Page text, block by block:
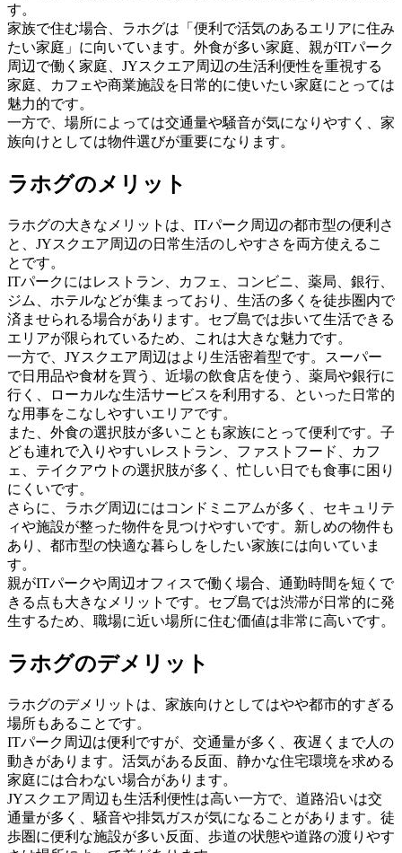
す。
家族で住む場合、ラホグは「便利で活気のあるエリアに住み
たい家庭」に向いています。外食が多い家庭、親がITパーク
周辺で働く家庭、JYスクエア周辺の生活利便性を重視する
家庭、カフェや商業施設を日常的に使いたい家庭にとっては
魅力的です。
一方で、場所によっては交通量や騒音が気になりやすく、家
族向けとしては物件選びが重要になります。
ラホグのメリット
ラホグの大きなメリットは、ITパーク周辺の都市型の便利さ
と、JYスクエア周辺の日常生活のしやすさを両方使えるこ
とです。
ITパークにはレストラン、カフェ、コンビニ、薬局、銀行、
ジム、ホテルなどが集まっており、生活の多くを徒歩圏内で
済ませられる場合があります。セブ島では歩いて生活できる
エリアが限られているため、これは大きな魅力です。
一方で、JYスクエア周辺はより生活密着型です。スーパー
で日用品や食材を買う、近場の飲食店を使う、薬局や銀行に
行く、ローカルな生活サービスを利用する、といった日常的
な用事をこなしやすいエリアです。
また、外食の選択肢が多いことも家族にとって便利です。子
ども連れで入りやすいレストラン、ファストフード、カフ
ェ、テイクアウトの選択肢が多く、忙しい日でも食事に困り
にくいです。
さらに、ラホグ周辺にはコンドミニアムが多く、セキュリテ
ィや施設が整った物件を見つけやすいです。新しめの物件も
あり、都市型の快適な暮らしをしたい家族には向いていま
す。
親がITパークや周辺オフィスで働く場合、通勤時間を短くで
きる点も大きなメリットです。セブ島では渋滞が日常的に発
生するため、職場に近い場所に住む価値は非常に高いです。
ラホグのデメリット
ラホグのデメリットは、家族向けとしてはやや都市的すぎる
場所もあることです。
ITパーク周辺は便利ですが、交通量が多く、夜遅くまで人の
動きがあります。活気がある反面、静かな住宅環境を求める
家庭には合わない場合があります。
JYスクエア周辺も生活利便性は高い一方で、道路沿いは交
通量が多く、騒音や排気ガスが気になることがあります。徒
歩圏に便利な施設が多い反面、歩道の状態や道路の渡りやす